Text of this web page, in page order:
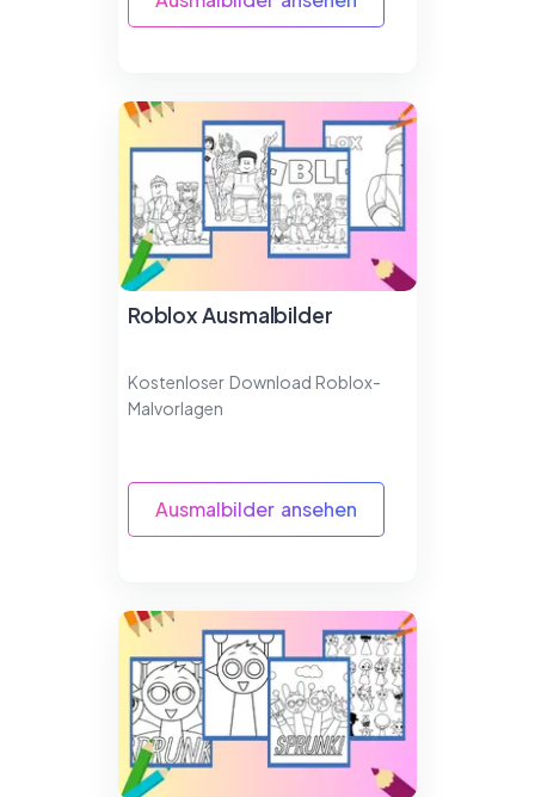
Roblox Ausmalbilder
Kostenloser Download Roblox-
Malvorlagen
Ausmalbilder ansehen